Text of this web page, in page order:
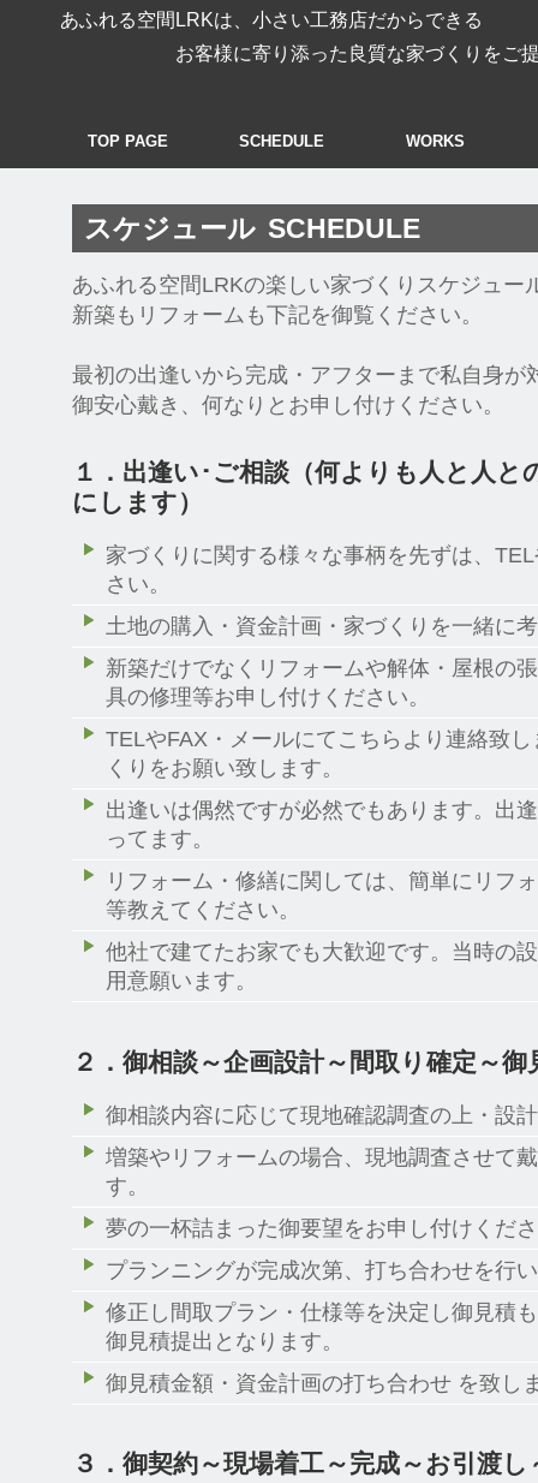
あふれる空間LRKは、小さい工務店だからできる
お客様に寄り添った良質な家づくりをご提
スケジュール SCHEDULE
あふれる空間LRKの楽しい家づくりスケジュー
新築もリフォームも下記を御覧ください。
最初の出逢いから完成・アフターまで私自身が
御安心戴き、何なりとお申し付けください。
１．出逢い･ご相談（何よりも人と人と
にします）
家づくりに関する様々な事柄を先ずは、
さい。
土地の購入・資金計画・家づくりを一緒に
新築だけでなくリフォームや解体・屋根の
具の修理等お申し付けください。
TELやFAX・メールにてこちらより連絡致
くりをお願い致します。
出逢いは偶然ですが必然でもあります。出
ってます。
リフォーム・修繕に関しては、簡単にリフ
等教えてください。
他社で建てたお家でも大歓迎です。当時の
用意願います。
２．御相談～企画設計～間取り確定～
御相談内容に応じて現地確認調査の上・設
増築やリフォームの場合、現地調査させて
す。
夢の一杯詰まった御要望をお申し付けくだ
プランニングが完成次第、打ち合わせを行
修正し間取プラン・仕様等を決定し御見積
御見積提出となります。
御見積金額・資金計画の打ち合わせ を致し
３．御契約～現場着工～完成～お引渡
TOP PAGE SCHEDULE WORKS